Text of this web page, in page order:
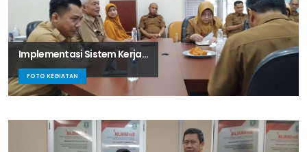
Implementasi Sistem Kerja...
FOTO KEGIATAN